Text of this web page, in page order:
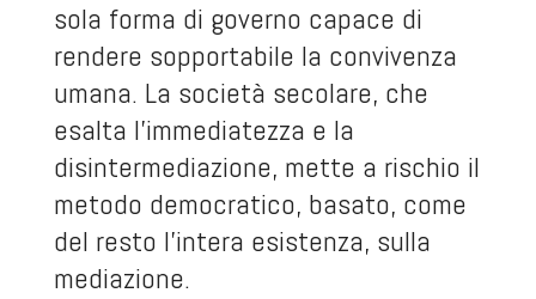
sola forma di governo capace di
rendere sopportabile la convivenza
umana. La società secolare, che
esalta l'immediatezza e la
disintermediazione, mette a rischio il
metodo democratico, basato, come
del resto l'intera esistenza, sulla
mediazione.